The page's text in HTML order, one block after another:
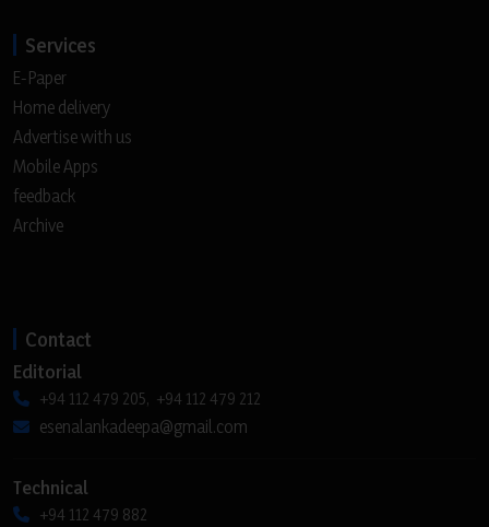
Services
E-Paper
Home delivery
Advertise with us
Mobile Apps
feedback
Archive
Contact
Editorial
+94 112 479 205, +94 112 479 212
esenalankadeepa@gmail.com
Technical
+94 112 479 882